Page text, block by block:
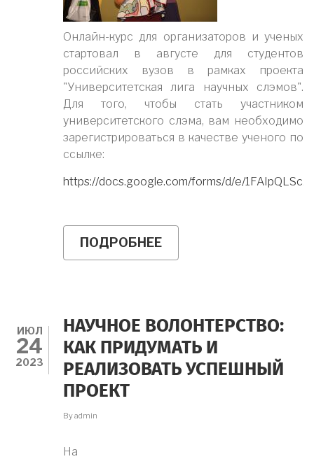
Онлайн-курс для организаторов и ученых
стартовал в августе для студентов
российских вузов в рамках проекта
"Университетская лига научных слэмов".
Для того, чтобы стать участником
университетского слэма, вам необходимо
зарегистрироваться в качестве ученого по
ссылке:
https://docs.google.com/forms/d/e/
ПОДРОБНЕЕ
УНИВЕРСИТЕТСКИЕ
ИЮЛ
24
2023
НАУЧНОЕ ВОЛОНТЕРСТВО:
КАК ПРИДУМАТЬ И
РЕАЛИЗОВАТЬ УСПЕШНЫЙ
ПРОЕКТ
Byadmin
На